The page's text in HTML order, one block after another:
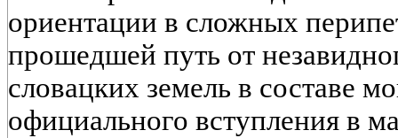
ориентации в сложных
прошедшей путь от
словацких земель в составе
официального вступления в